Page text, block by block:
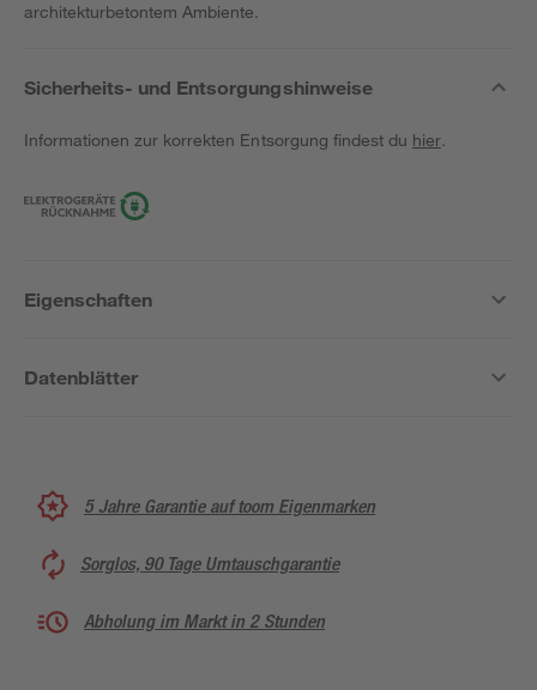
architekturbetontem Ambiente.
Sicherheits- und Entsorgungshinweise
Informationen zur korrekten Entsorgung findest du hier.
Eigenschaften
Datenblätter
5 Jahre Garantie auf toom Eigenmarken
Sorglos, 90 Tage Umtauschgarantie
Abholung im Markt in 2 Stunden